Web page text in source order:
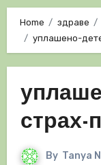
Home здраве
уплашено-
страх-
By Tanya